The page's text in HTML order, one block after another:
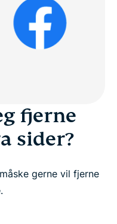
fjerne
sider?
gerne vil fjerne